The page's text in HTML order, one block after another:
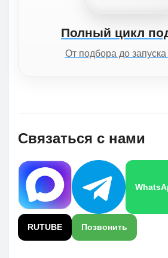
Полный цикл
От подбора до
Связаться с нами
RUTUBE Позвонить